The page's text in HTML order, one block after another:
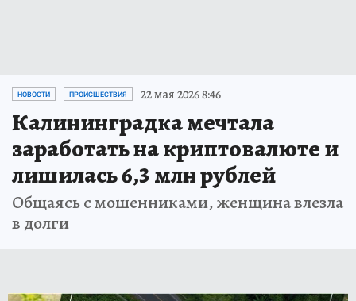
НОВОСТИ ПРОИСШЕСТВИЯ 22 мая 2026 8:46
Калининградка мечтала
заработать на криптовалюте и
лишилась 6,3 млн рублей
Общаясь с мошенниками, женщина влезла
в долги